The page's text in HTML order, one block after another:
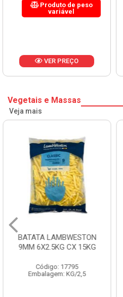
Produto de peso
variável
VER PREÇO
Vegetais e Massas
Veja mais
BATATA LAMBWESTON
9MM 6X2.5KG CX 15KG
Código: 17795
Embalagem: KG/2,5